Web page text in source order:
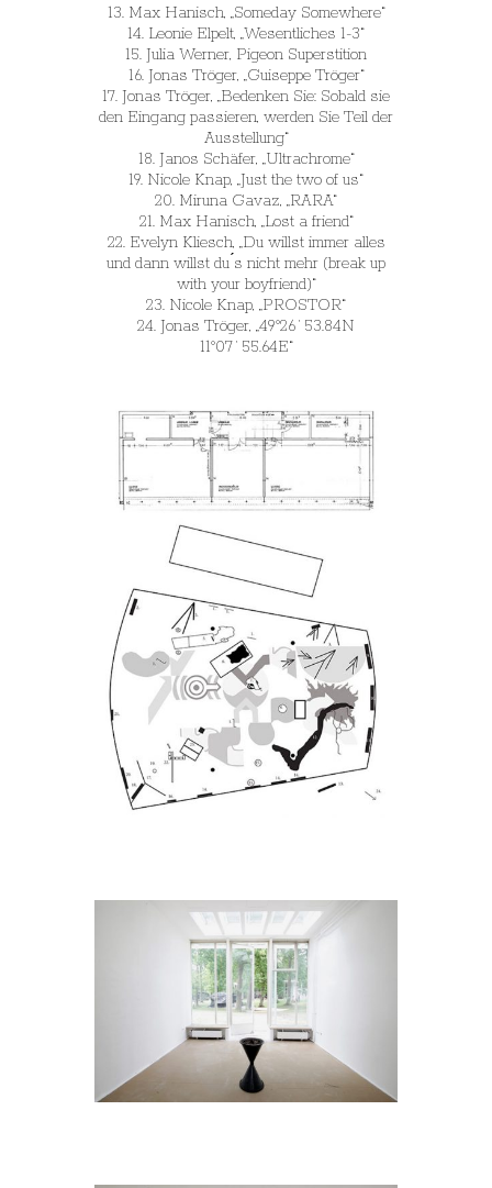
13. Max Hanisch, „Someday Somewhere“
14. Leonie Elpelt, „Wesentliches 1-3“
15. Julia Werner, Pigeon Superstition
16. Jonas Tröger, „Guiseppe Tröger“
17. Jonas Tröger, „Bedenken Sie: Sobald sie
den Eingang passieren, werden Sie Teil der
Ausstellung“
18. Janos Schäfer, „Ultrachrome“
19. Nicole Knap, „Just the two of us“
20. Miruna Gavaz, „RARA“
21. Max Hanisch, „Lost a friend“
22. Evelyn Kliesch, „Du willst immer alles
und dann willst du ́s nicht mehr (break up
with your boyfriend)“
23. Nicole Knap, „PROSTOR“
24. Jonas Tröger, „49°26`53.84N
11°07`55.64E“